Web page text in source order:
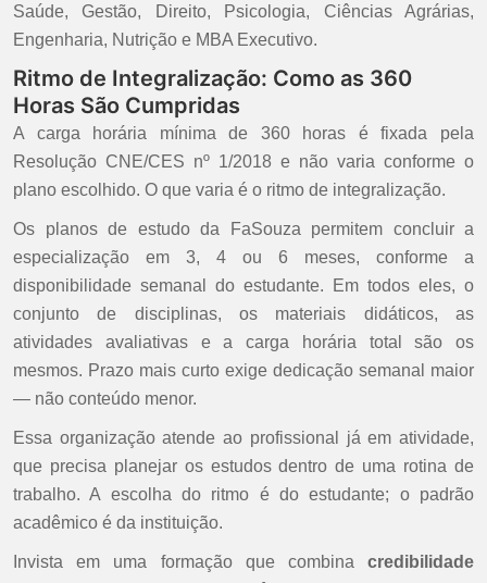
Saúde, Gestão, Direito, Psicologia, Ciências Agrárias,
Engenharia, Nutrição e MBA Executivo.
Ritmo de Integralização: Como as 360
Horas São Cumpridas
A carga horária mínima de 360 horas é fixada pela
Resolução CNE/CES nº 1/2018 e não varia conforme o
plano escolhido. O que varia é o ritmo de integralização.
Os planos de estudo da FaSouza permitem concluir a
especialização em 3, 4 ou 6 meses, conforme a
disponibilidade semanal do estudante. Em todos eles, o
conjunto de disciplinas, os materiais didáticos, as
atividades avaliativas e a carga horária total são os
mesmos. Prazo mais curto exige dedicação semanal maior
— não conteúdo menor.
Essa organização atende ao profissional já em atividade,
que precisa planejar os estudos dentro de uma rotina de
trabalho. A escolha do ritmo é do estudante; o padrão
acadêmico é da instituição.
Invista em uma formação que combina credibilidade